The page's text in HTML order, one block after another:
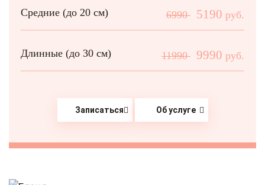
Средние (до 20 см) 6990 5190 руб.
Длинные (до 30 см) 11990 9990 руб.
Записаться Об услуге